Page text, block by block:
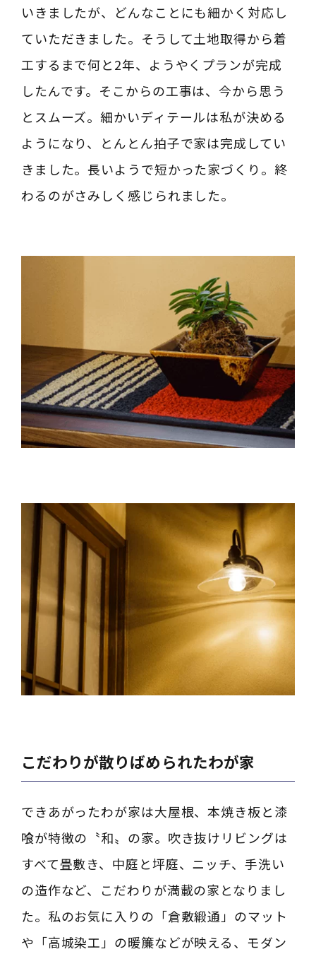
いきましたが、どんなことにも細かく対応し
ていただきました。そうして土地取得から着
工するまで何と2年、ようやくプランが完成
したんです。そこからの工事は、今から思う
とスムーズ。細かいディテールは私が決める
ようになり、とんとん拍子で家は完成してい
きました。長いようで短かった家づくり。終
わるのがさみしく感じられました。
こだわりが散りばめられたわが家
できあがったわが家は大屋根、本焼き板と漆
喰が特徴の〝和〟の家。吹き抜けリビングは
すべて畳敷き、中庭と坪庭、ニッチ、手洗い
の造作など、こだわりが満載の家となりまし
た。私のお気に入りの「倉敷緞通」のマット
や「高城染工」の暖簾などが映える、モダン